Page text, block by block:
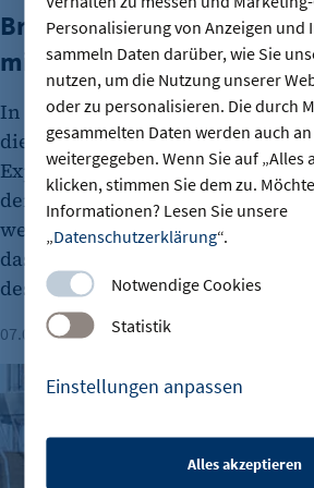
Personalisierung von Anzeigen und
sammeln Daten darüber, wie Sie
nutzen, um die Nutzung unserer
oder zu personalisieren. Die durch
gesammelten Daten werden auch
weitergegeben. Wenn Sie auf „Alles
klicken, stimmen Sie dem zu.
Informationen? Lesen Sie unsere
„Datenschutzerklärung“.
Notwendige Cookies
Statistik
Einstellungen anpassen
Alles akzeptieren
Brauerei Lemke – Berlins
mit ordentlich Ideen im
In elf S-Bahn-Bögen am
die Berliner Brauerei seit über
Experimentierfreude und
den Ansatz der Brauerei Lemke
welche kulturelle Mission sie
das Team beim Ortstermin zum
des Bieres.
07.08.2026 Dauer: 4 Minuten
kukki Cocktail – eine